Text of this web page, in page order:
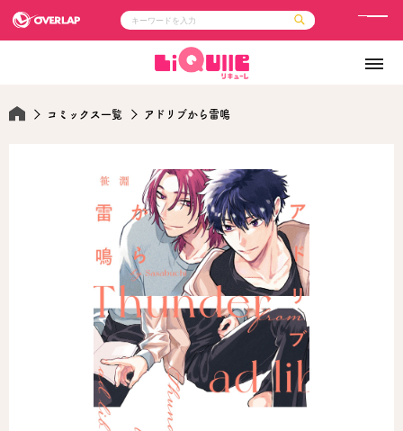
ラブパルフェ
ライトノベル
ノベルスf
ロサージュノベルス
オーバーラップホールディングス
お問い合わせはこちら
オーバーラップ文庫
オーバーラップノベルス
オーバーラップノベルスf
メ
コミックス一覧 アドリブから雷鳴